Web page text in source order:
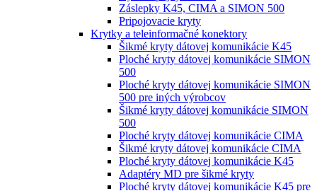
Záslepky K45, CIMA a SIMON 500
Pripojovacie kryty
Krytky a teleinformačné konektory
Šikmé kryty dátovej komunikácie K45
Ploché kryty dátovej komunikácie SIMON
500
Ploché kryty dátovej komunikácie SIMON
500 pre iných výrobcov
Šikmé kryty dátovej komunikácie SIMON
500
Ploché kryty dátovej komunikácie CIMA
Šikmé kryty dátovej komunikácie CIMA
Ploché kryty dátovej komunikácie K45
Adaptéry MD pre šikmé kryty
Ploché kryty dátovej komunikácie K45 pre